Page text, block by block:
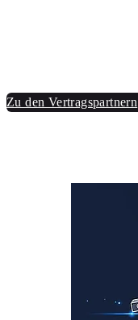
Zu den Vertragspartnern